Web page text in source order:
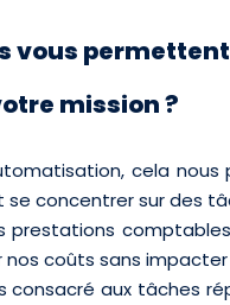
vous
mission ?
cela
concentrer sur des
prestations
coûts sans
consacré aux tâches